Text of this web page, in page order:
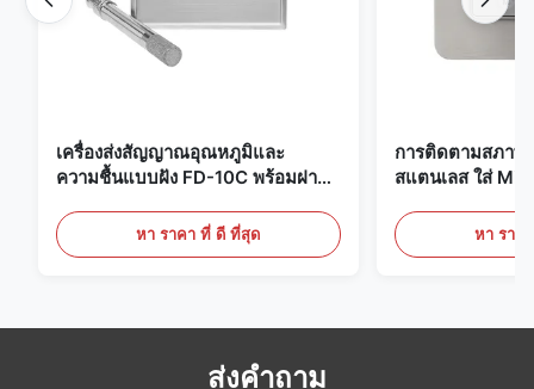
เครื่องส่งสัญญาณอุณหภูมิและ
ความชื้นแบบฝัง FD-10C พร้อมฝา
เลสสตีล 316Lหา ราคา ที่ ดี ที่สุด
การติดตามสภาพ
สแตนเลส ใส่
ทางการแพทย์ / ค
หา ราค
ส่งคำถาม